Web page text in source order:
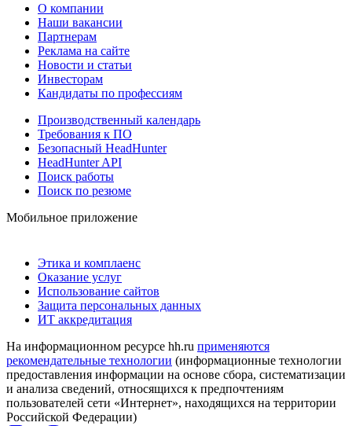
О компании
Наши вакансии
Партнерам
Реклама на сайте
Новости и статьи
Инвесторам
Кандидаты по профессиям
Производственный календарь
Требования к ПО
Безопасный HeadHunter
HeadHunter API
Поиск работы
Поиск по резюме
Мобильное приложение
Этика и комплаенс
Оказание услуг
Использование сайтов
Защита персональных данных
ИТ аккредитация
На информационном ресурсе hh.ru применяются
рекомендательные технологии (информационные технологии
предоставления информации на основе сбора, систематизации
и анализа сведений, относящихся к предпочтениям
пользователей сети «Интернет», находящихся на территории
Российской Федерации)